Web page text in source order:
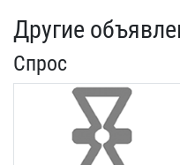
Другие
Спрос